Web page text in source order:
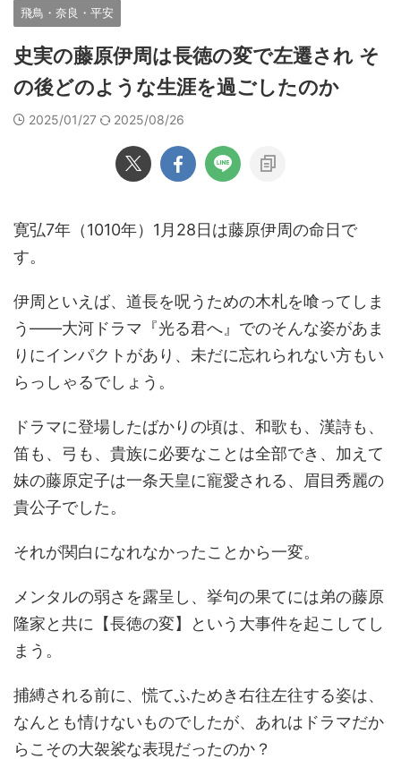
飛鳥・奈良・平安
史実の藤原伊周は長徳の変で左遷され そ
の後どのような生涯を過ごしたのか
2025/01/27 2025/08/26
寛弘7年（1010年）1月28日は藤原伊周の命日で
す。
伊周といえば、道長を呪うための木札を喰ってしま
う――大河ドラマ『光る君へ』でのそんな姿があま
りにインパクトがあり、未だに忘れられない方もい
らっしゃるでしょう。
ドラマに登場したばかりの頃は、和歌も、漢詩も、
笛も、弓も、貴族に必要なことは全部でき、加えて
妹の藤原定子は一条天皇に寵愛される、眉目秀麗の
貴公子でした。
それが関白になれなかったことから一変。
メンタルの弱さを露呈し、挙句の果てには弟の藤原
隆家と共に【長徳の変】という大事件を起こしてし
まう。
捕縛される前に、慌てふためき右往左往する姿は、
なんとも情けないものでしたが、あれはドラマだか
らこその大袈裟な表現だったのか？